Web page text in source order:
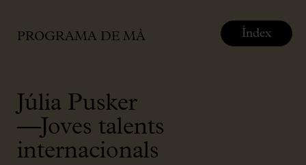
PROGRAMA DE MÀ
Júlia Pusker
—Joves talents
internacionals
Índex